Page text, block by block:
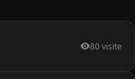
80 visite